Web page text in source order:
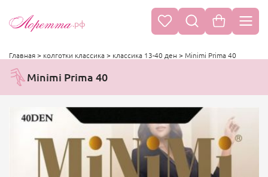
.рф
Главная> колготки классика> классика 13-40 ден > Minimi Prima 40
Minimi Prima 40